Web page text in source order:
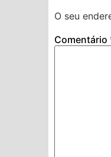
O seu
Comentário